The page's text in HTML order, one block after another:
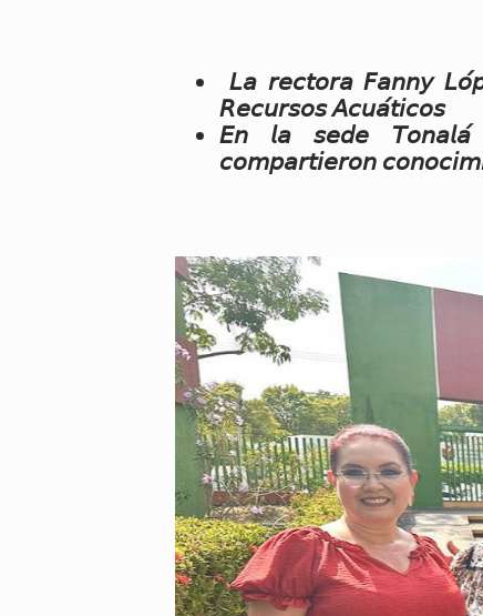
𝘓𝘢 𝘳𝘦𝘤𝘵𝘰𝘳𝘢 𝘍𝘢𝘯𝘯𝘺
𝘙𝘦𝘤𝘶𝘳𝘴𝘰𝘴 𝘈𝘤𝘶𝘢́𝘵𝘪𝘤𝘰𝘴
𝘌𝘯 𝘭𝘢 𝘴𝘦𝘥𝘦 𝘛𝘰𝘯𝘢𝘭𝘢́
𝘤𝘰𝘮𝘱𝘢𝘳𝘵𝘪𝘦𝘳𝘰𝘯